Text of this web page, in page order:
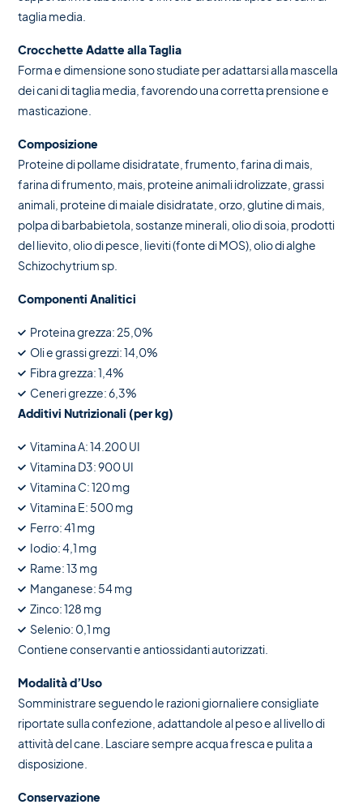
taglia media.
Crocchette Adatte alla Taglia
Forma e dimensione sono studiate per adattarsi alla mascella
dei cani di taglia media, favorendo una corretta prensione e
masticazione.
Composizione
Proteine di pollame disidratate, frumento, farina di mais,
farina di frumento, mais, proteine animali idrolizzate, grassi
animali, proteine di maiale disidratate, orzo, glutine di mais,
polpa di barbabietola, sostanze minerali, olio di soia, prodotti
del lievito, olio di pesce, lieviti (fonte di MOS), olio di alghe
Schizochytrium sp.
Componenti Analitici
Proteina grezza: 25,0%
Oli e grassi grezzi: 14,0%
Fibra grezza: 1,4%
Ceneri grezze: 6,3%
Additivi Nutrizionali (per kg)
Vitamina A: 14.200 UI
Vitamina D3: 900 UI
Vitamina C: 120 mg
Vitamina E: 500 mg
Ferro: 41 mg
Iodio: 4,1 mg
Rame: 13 mg
Manganese: 54 mg
Zinco: 128 mg
Selenio: 0,1 mg
Contiene conservanti e antiossidanti autorizzati.
Modalità d’Uso
Somministrare seguendo le razioni giornaliere consigliate
riportate sulla confezione, adattandole al peso e al livello di
attività del cane. Lasciare sempre acqua fresca e pulita a
disposizione.
Conservazione